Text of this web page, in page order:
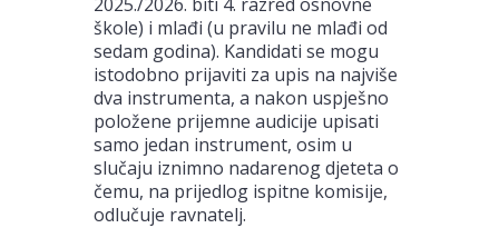
škole) i mlađi (u pravilu ne mlađi od
sedam godina). Kandidati se mogu
istodobno prijaviti za upis na najviše
dva instrumenta, a nakon uspješno
položene prijemne audicije upisati
samo jedan instrument, osim u
slučaju iznimno nadarenog djeteta o
čemu, na prijedlog ispitne komisije,
odlučuje ravnatelj.